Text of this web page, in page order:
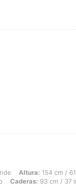
154 cm / 61 in,
Altura: 154 cm /
Caderas: 93 cm / 37